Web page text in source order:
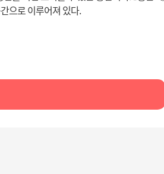
으로 이루어져 있다.